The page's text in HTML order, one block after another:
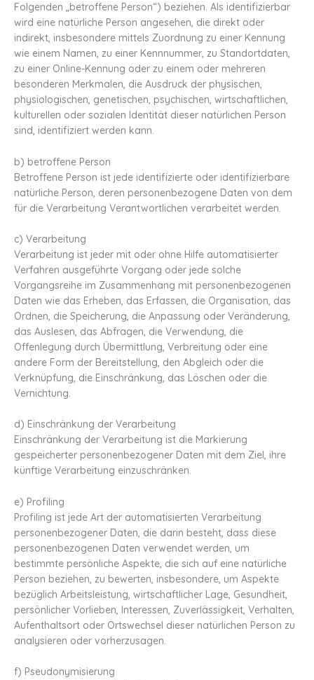
Folgenden „betroffene Person“) beziehen. Als identifizierbar
wird eine natürliche Person angesehen, die direkt oder
indirekt, insbesondere mittels Zuordnung zu einer Kennung
wie einem Namen, zu einer Kennnummer, zu Standortdaten,
zu einer Online-Kennung oder zu einem oder mehreren
besonderen Merkmalen, die Ausdruck der physischen,
physiologischen, genetischen, psychischen, wirtschaftlichen,
kulturellen oder sozialen Identität dieser natürlichen Person
sind, identifiziert werden kann.
b) betroffene Person
Betroffene Person ist jede identifizierte oder identifizierbare
natürliche Person, deren personenbezogene Daten von dem
für die Verarbeitung Verantwortlichen verarbeitet werden.
c) Verarbeitung
Verarbeitung ist jeder mit oder ohne Hilfe automatisierter
Verfahren ausgeführte Vorgang oder jede solche
Vorgangsreihe im Zusammenhang mit personenbezogenen
Daten wie das Erheben, das Erfassen, die Organisation, das
Ordnen, die Speicherung, die Anpassung oder Veränderung,
das Auslesen, das Abfragen, die Verwendung, die
Offenlegung durch Übermittlung, Verbreitung oder eine
andere Form der Bereitstellung, den Abgleich oder die
Verknüpfung, die Einschränkung, das Löschen oder die
Vernichtung.
d) Einschränkung der Verarbeitung
Einschränkung der Verarbeitung ist die Markierung
gespeicherter personenbezogener Daten mit dem Ziel, ihre
künftige Verarbeitung einzuschränken.
e) Profiling
Profiling ist jede Art der automatisierten Verarbeitung
personenbezogener Daten, die darin besteht, dass diese
personenbezogenen Daten verwendet werden, um
bestimmte persönliche Aspekte, die sich auf eine natürliche
Person beziehen, zu bewerten, insbesondere, um Aspekte
bezüglich Arbeitsleistung, wirtschaftlicher Lage, Gesundheit,
persönlicher Vorlieben, Interessen, Zuverlässigkeit, Verhalten,
Aufenthaltsort oder Ortswechsel dieser natürlichen Person zu
analysieren oder vorherzusagen.
f) Pseudonymisierung